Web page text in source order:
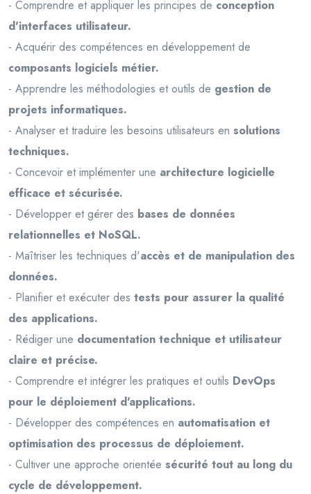
- Comprendre et appliquer les principes de conception
d'interfaces utilisateur.
- Acquérir des compétences en développement de
composants logiciels métier.
- Apprendre les méthodologies et outils de gestion de
projets informatiques.
- Analyser et traduire les besoins utilisateurs en solutions
techniques.
- Concevoir et implémenter une architecture logicielle
efficace et sécurisée.
- Développer et gérer des bases de données
relationnelles et NoSQL.
- Maîtriser les techniques d'accès et de manipulation des
données.
- Planifier et exécuter des tests pour assurer la qualité
des applications.
- Rédiger une documentation technique et utilisateur
claire et précise.
- Comprendre et intégrer les pratiques et outils DevOps
pour le déploiement d'applications.
- Développer des compétences en automatisation et
optimisation des processus de déploiement.
- Cultiver une approche orientée sécurité tout au long du
cycle de développement.